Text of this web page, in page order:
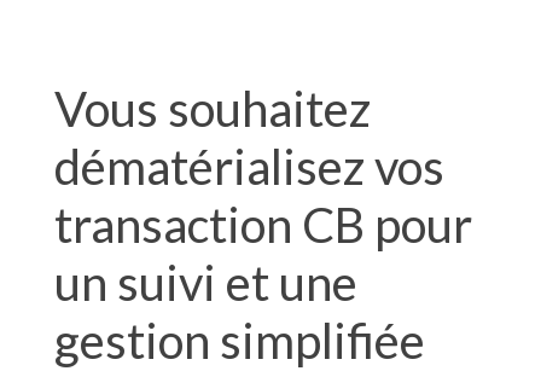
Vous souhaitez
dématérialisez vos
transaction CB pour
un suivi et une
gestion simplifiée